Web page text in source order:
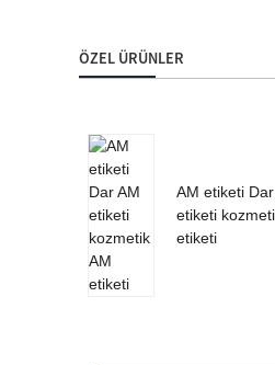
ÖZEL ÜRÜNLER
AM etiketi
etiketi
etiketi